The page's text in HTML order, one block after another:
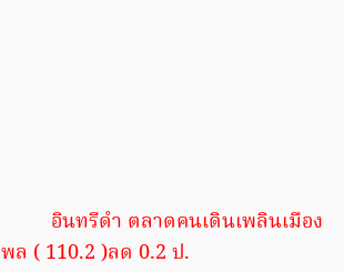
อินทรีดำ ตลาดคนเดินเพลินเมือง
พล ( 110.2 )ลด 0.2 ป.